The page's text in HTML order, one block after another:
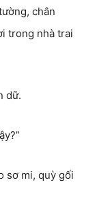
chân
trong nhà trai
dữ.
sơ mi, quỳ gối